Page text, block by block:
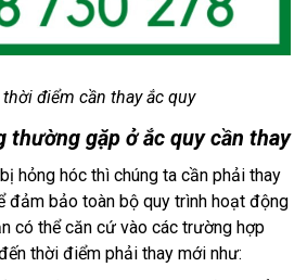
điểm cần thay ắc quy
thường gặp ở ắc quy cần thay
hỏng hóc thì chúng ta cần phải thay
đảm bảo toàn bộ quy trình hoạt động
có thể căn cứ vào các trường hợp
thời điểm phải thay mới như: